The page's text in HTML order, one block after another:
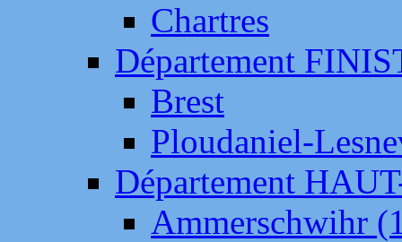
Chartres
Département
Brest
Ploudaniel-
Département
Ammerschwihr